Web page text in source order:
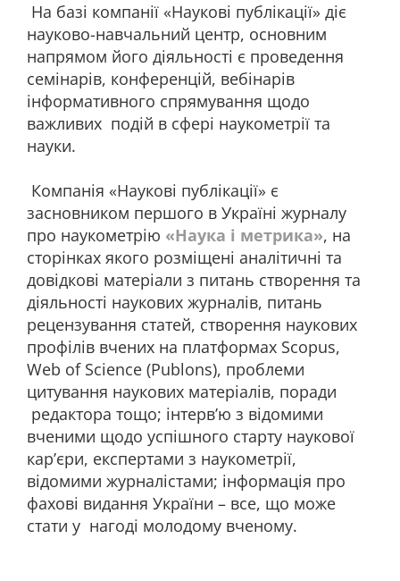
На базі компанії «Наукові публікації» діє
науково-навчальний центр, основним
напрямом його діяльності є проведення
семінарів, конференцій, вебінарів
інформативного спрямування щодо
важливих подій в сфері наукометрії та
науки.
Компанія «Наукові публікації» є
засновником першого в Україні журналу
про наукометрію «Наука і метрика», на
сторінках якого розміщені аналітичні та
довідкові матеріали з питань створення та
діяльності наукових журналів, питань
рецензування статей, створення наукових
профілів вчених на платформах Scopus,
Web of Science (Publons), проблеми
цитування наукових матеріалів, поради
редактора тощо; інтерв’ю з відомими
вченими щодо успішного старту наукової
кар’єри, експертами з наукометрії,
відомими журналістами; інформація про
фахові видання України – все, що може
стати у нагоді молодому вченому.